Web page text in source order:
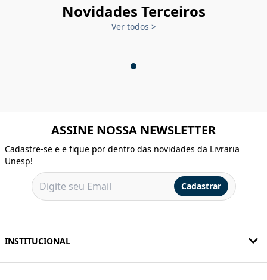
Novidades Terceiros
Ver todos >
ASSINE NOSSA NEWSLETTER
Cadastre-se e e fique por dentro das novidades da Livraria
Unesp!
Cadastrar
INSTITUCIONAL